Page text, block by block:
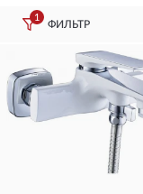
1
ФИЛЬТР